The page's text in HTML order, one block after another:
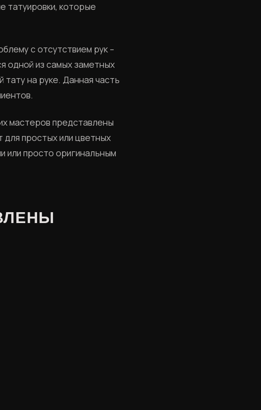
татуировки, которые
с отсутствием рук –
одной из самых заметных
на руке. Данная часть
мастеров представлены
для простых или цветных
или просто оригинальным